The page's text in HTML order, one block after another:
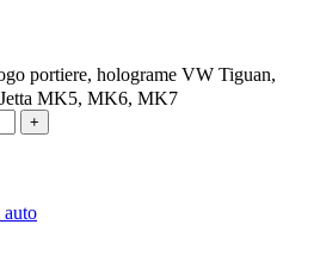
portiere, holograme VW Tiguan,
MK5, MK6, MK7